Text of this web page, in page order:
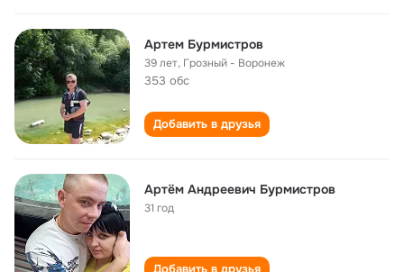
Артем Бурмистров
39 лет, Грозный - Воронеж
353 обс
Добавить в друзья
Артём Андреевич Бурмистров
31 год
Добавить в друзья